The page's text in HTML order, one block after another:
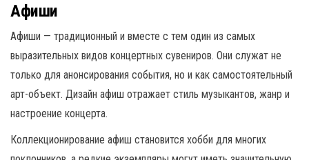
Афиши
Афиши — традиционный и вместе с тем один из самых
выразительных видов концертных сувениров. Они служат не
только для анонсирования события, но и как самостоятельный
арт-объект. Дизайн афиш отражает стиль музыкантов, жанр и
настроение концерта.
Коллекционирование афиш становится хобби для многих